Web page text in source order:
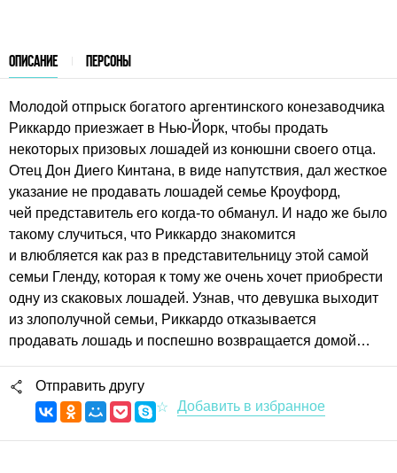
ОПИСАНИЕ ПЕРСОНЫ
Молодой отпрыск богатого аргентинского конезаводчика
Риккардо приезжает в Нью-Йорк, чтобы продать
некоторых призовых лошадей из конюшни своего отца.
Отец Дон Диего Кинтана, в виде напутствия, дал жесткое
указание не продавать лошадей семье Кроуфорд,
чей представитель его когда-то обманул. И надо же было
такому случиться, что Риккардо знакомится
и влюбляется как раз в представительницу этой самой
семьи Гленду, которая к тому же очень хочет приобрести
одну из скаковых лошадей. Узнав, что девушка выходит
из злополучной семьи, Риккардо отказывается
продавать лошадь и поспешно возвращается домой…
Отправить другу